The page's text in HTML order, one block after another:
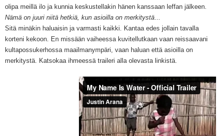
olipa meillä ilo ja kunnia keskustellakin hänen kanssaan leffan jälkeen.
Nämä on juuri niitä hetkiä, kun asioilla on merkitystä
Sitä minäkin haluaisin ja varmasti kaikki. Kantaa edes jollain tavalla
korteni kekoon. En missään vaiheessa kuvitellutkaan vaan reissaavani
kultapossukerhossa maailmanympäri, vaan haluan että asioilla on
merkitystä. Katsokaa ihmeessä traileri alla olevasta linkistä.